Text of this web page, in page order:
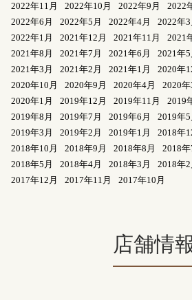
2022年11月 2022年10月 2022年9月 2022
2022年6月
2022年5月 2022年4月 2022年3
2022年1月
2021年12月 2021年11月 2021
2021年8月
2021年7月 2021年6月 2021年5
2021年3月
2021年2月 2021年1月 2020年
2020年10月
2020年9月 2020年4月 2020年
2020年1月
2019年12月 2019年11月 2019
2019年8月
2019年7月 2019年6月 2019年5
2019年3月
2019年2月 2019年1月 2018年
2018年10月
2018年9月 2018年8月 2018年
2018年5月
2018年4月 2018年3月 2018年2
2017年12月
2017年11月 2017年10月
店舗情